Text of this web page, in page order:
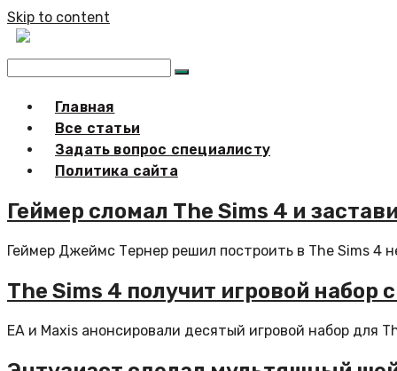
Skip to content
Главная
Все статьи
Задать вопрос специалисту
Политика сайта
Геймер сломал The Sims 4 и
Геймер Джеймс Тернер решил построить в The Sims 4
The Sims 4 получит игровой
EA и Maxis анонсировали десятый игровой набор для